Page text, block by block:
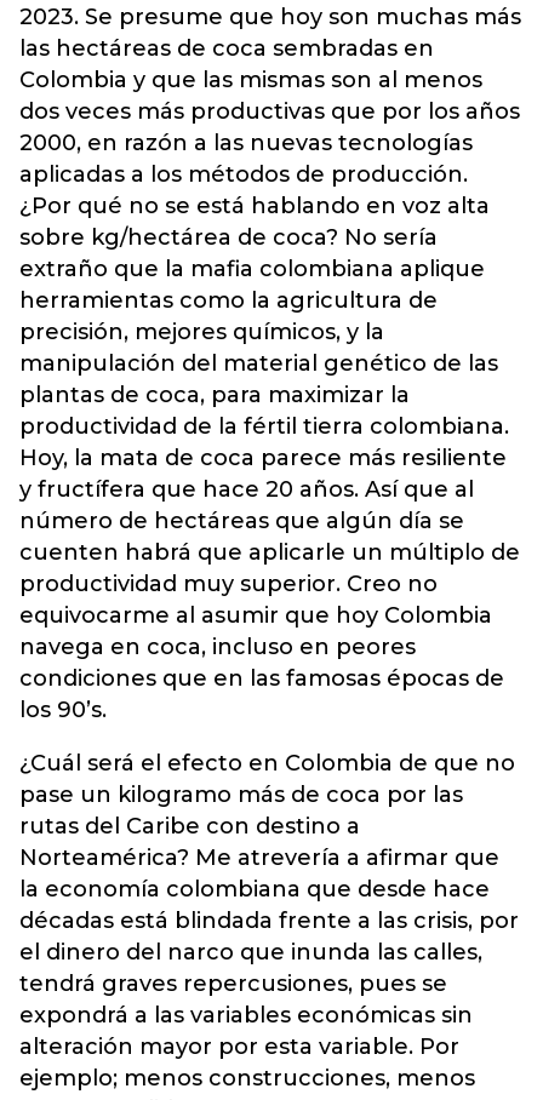
2023. Se presume que hoy son muchas más
las hectáreas de coca sembradas en
Colombia y que las mismas son al menos
dos veces más productivas que por los años
2000, en razón a las nuevas tecnologías
aplicadas a los métodos de producción.
¿Por qué no se está hablando en voz alta
sobre kg/hectárea de coca? No sería
extraño que la mafia colombiana aplique
herramientas como la agricultura de
precisión, mejores químicos, y la
manipulación del material genético de las
plantas de coca, para maximizar la
productividad de la fértil tierra colombiana.
Hoy, la mata de coca parece más resiliente
y fructífera que hace 20 años. Así que al
número de hectáreas que algún día se
cuenten habrá que aplicarle un múltiplo de
productividad muy superior. Creo no
equivocarme al asumir que hoy Colombia
navega en coca, incluso en peores
condiciones que en las famosas épocas de
los 90’s.
¿Cuál será el efecto en Colombia de que no
pase un kilogramo más de coca por las
rutas del Caribe con destino a
Norteamérica? Me atrevería a afirmar que
la economía colombiana que desde hace
décadas está blindada frente a las crisis, por
el dinero del narco que inunda las calles,
tendrá graves repercusiones, pues se
expondrá a las variables económicas sin
alteración mayor por esta variable. Por
ejemplo; menos construcciones, menos